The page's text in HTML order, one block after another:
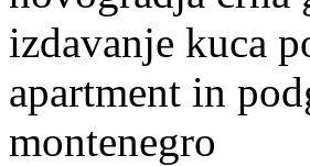
izdavanje kuca
apartment in
montenegro